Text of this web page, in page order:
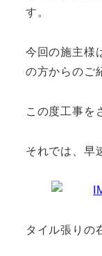
す。
今回の施主様
の方からのご
この度工事を
それでは、早
タイル張りの